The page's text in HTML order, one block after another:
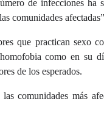
de infecciones ha
comunidades
que practican
como en su
de los esperados.
comunidades más